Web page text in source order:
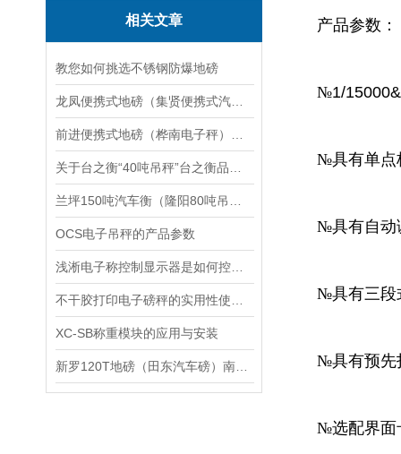
相关文章
教您如何挑选不锈钢防爆地磅
OCS电子吊秤的产品参数
XC-SB称重模块的应用与安装
产品参数：
№1/
№具有单点
№具有自动
№具有三段
№具有预先
№选配界面